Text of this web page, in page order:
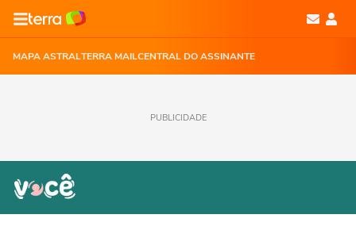
MAPA ASTRALTERRA MAILCENTRAL DO ASSINANTE
PUBLICIDADE